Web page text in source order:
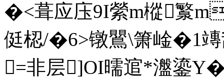
�<葺应庒9I縈m樅瀪
侹梕/�6>镦鸎\箫崯�1竱
=非层]OI曘逭*瀊鎏